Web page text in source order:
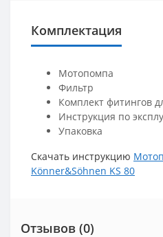
Комплектация
Мотопомпа
Фильтр
Комплект фитингов
Инструкция по
Упаковка
Скачать инструкцию
Könner&Söhnen KS 80
Отзывов (0)